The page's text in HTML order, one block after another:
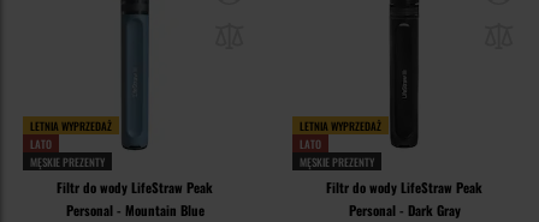
LETNIA WYPRZEDAŻ
LATO
MĘSKIE PREZENTY
Filtr do wody LifeStraw Peak
Personal - Mountain Blue
LETNIA WYPRZEDAŻ
LATO
MĘSKIE PREZENTY
Filtr do wody LifeStraw Peak
Personal - Dark Gray